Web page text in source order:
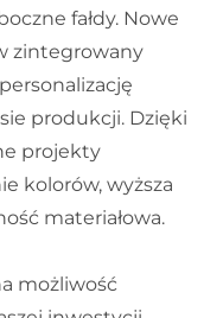
fałdy. Nowe
zintegrowany
produkcji. Dzięki
projekty
kolorów, wyższa
materiałowa.
możliwość